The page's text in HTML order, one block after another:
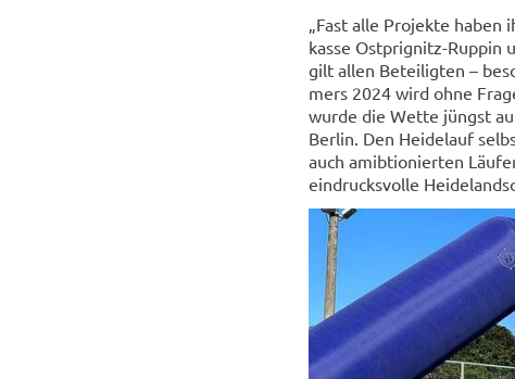
„Fast alle Pro­jek­te
kas­se Ostprignitz-​Ruppin
gilt allen Be­tei­lig­ten –
mers 2024 wird ohne
wurde die Wette jüngst
Ber­lin. Den Hei­de­lauf
auch amib­tio­nier­ten
ein­drucks­vol­le